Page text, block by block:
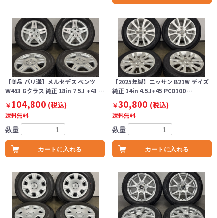
【美品 バリ溝】メルセデス ベンツ
W463 Gクラス 純正 18in 7.5J +43 …
￥104,800 (税込)
送料無料
数量
カートに入れる
【2025年製】ニッサン B21W デイズ
純正 14in 4.5J+45 PCD100 …
￥30,800 (税込)
送料無料
数量
カートに入れる